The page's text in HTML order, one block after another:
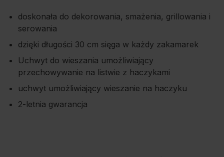
doskonała do dekorowania, smażenia, grillowania i
serowania
dzięki długości 30 cm sięga w każdy zakamarek
Uchwyt do wieszania umożliwiający
przechowywanie na listwie z haczykami
uchwyt umożliwiający wieszanie na haczyku
2-letnia gwarancja